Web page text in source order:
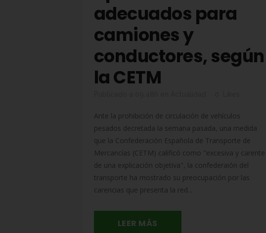
adecuados para
camiones y
conductores, según
la CETM
Ante la prohibición de circulación de vehículos
pesados decretada la semana pasada, una medida
que la Confederación Española de Transporte de
Mercancías (CETM) calificó como "excesiva y carente
de una explicación objetiva", la confederaión del
transporte ha mostrado su preocupación por las
carencias que presenta la red...
LEER MÁS